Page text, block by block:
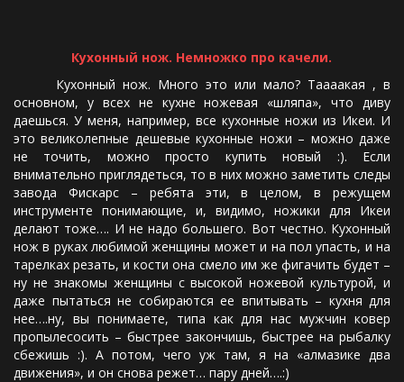
Кухонный нож. Немножко про качели.
Кухонный нож. Много это или мало? Таааакая , в
основном, у всех не кухне ножевая «шляпа», что диву
даешься. У меня, например, все кухонные ножи из Икеи. И
это великолепные дешевые кухонные ножи – можно даже
не точить, можно просто купить новый :). Если
внимательно приглядеться, то в них можно заметить следы
завода Фискарс – ребята эти, в целом, в режущем
инструменте понимающие, и, видимо, ножики для Икеи
делают тоже…. И не надо большего. Вот честно. Кухонный
нож в руках любимой женщины может и на пол упасть, и на
тарелках резать, и кости она смело им же фигачить будет –
ну не знакомы женщины с высокой ножевой культурой, и
даже пытаться не собираются ее впитывать – кухня для
нее….ну, вы понимаете, типа как для нас мужчин ковер
пропылесосить – быстрее закончишь, быстрее на рыбалку
сбежишь :). А потом, чего уж там, я на «алмазике два
движения», и он снова режет… пару дней….:)